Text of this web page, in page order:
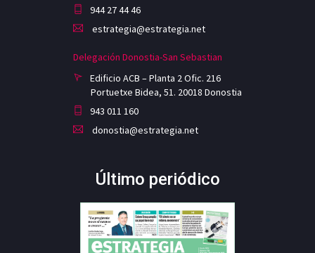
944 27 44 46
estrategia@estrategia.net
Delegación Donostia-San Sebastian
Edificio ACB – Planta 2 Ofic. 216
Portuetxe Bidea, 51. 20018 Donostia
943 011 160
donostia@estrategia.net
Último periódico